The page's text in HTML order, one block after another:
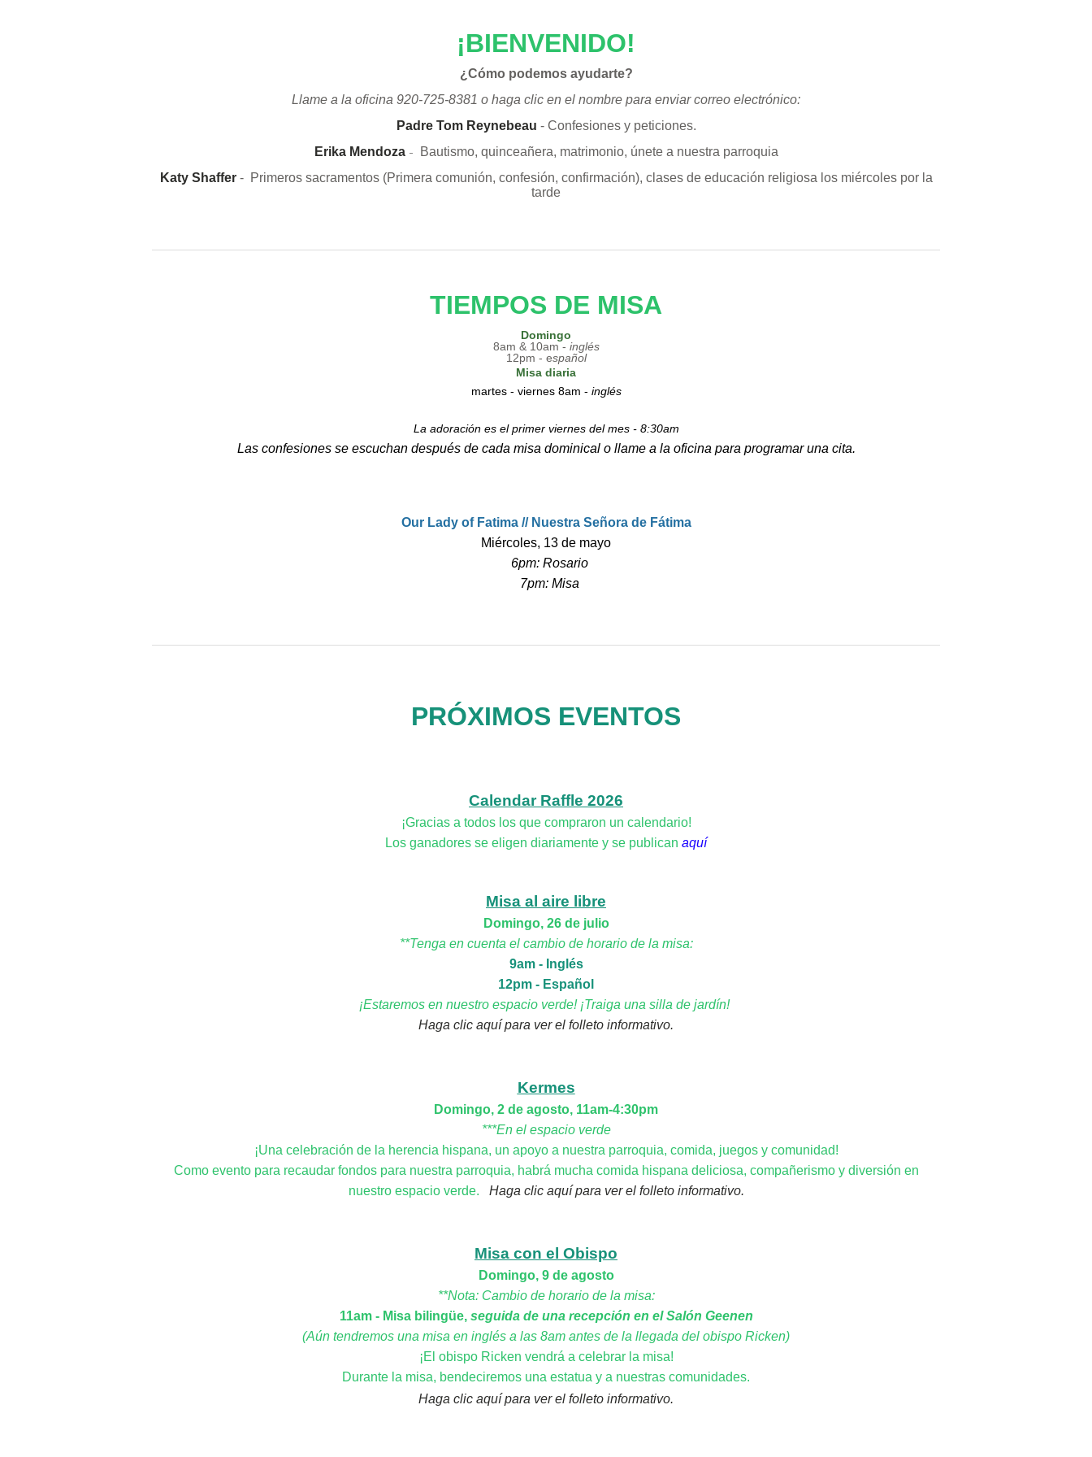
¡BIENVENIDO!
¿Cómo podemos ayudarte?
Llame a la oficina 920-725-8381 o haga clic en el nombre para enviar correo electrónico:
Padre Tom Reynebeau - Confesiones y peticiones.
Erika Mendoza-
Bautismo, quinceañera, matrimonio, únete a nuestra parroquia
Katy Shaffer- Primeros sacramentos (Primera comunión, confesión, confirmación), clases de educación religiosa los miércoles por la
tarde
TIEMPOS DE MISA
Domingo
8am & 10am - inglés
12pm - español
Misa diaria
martes - viernes 8am - inglés
La adoración es el primer viernes del mes - 8:30am
Las confesiones se escuchan después de cada misa dominical o llame a la oficina para programar una cita.
Our Lady of Fatima // Nuestra Señora de Fátima
Miércoles, 13 de mayo
6pm: Rosario
7pm: Misa
PRÓXIMOS EVENTOS
Calendar Raffle 2026
¡Gracias a todos los que compraron un calendario!
Los ganadores se eligen diariamente y se publican aquí
Misa al aire libre
Domingo, 26 de julio
**Tenga en cuenta el cambio de horario de la misa:
9am - Inglés
12pm - Español
¡Estaremos en nuestro espacio verde! ¡Traiga una silla de jardín!
Haga clic aquí para ver el folleto informativo.
Kermes
Domingo, 2 de agosto, 11am-4:30pm
***En el espacio verde
¡Una celebración de la herencia hispana, un apoyo a nuestra parroquia, comida, juegos y comunidad!
Como evento para recaudar fondos para nuestra parroquia, habrá mucha comida hispana deliciosa, compañerismo y diversión en
nuestro espacio verde.
Haga clic aquí para ver el folleto informativo.
Misa con el Obispo
Domingo, 9 de agosto
**Nota: Cambio de horario de la misa:
11am - Misa bilingüe, seguida de una recepción en el Salón Geenen
(Aún tendremos una misa en inglés a las 8am antes de la llegada del obispo Ricken)
¡El obispo Ricken vendrá a celebrar la misa!
Durante la misa, bendeciremos una estatua y a nuestras comunidades.
Haga clic aquí para ver el folleto informativo.